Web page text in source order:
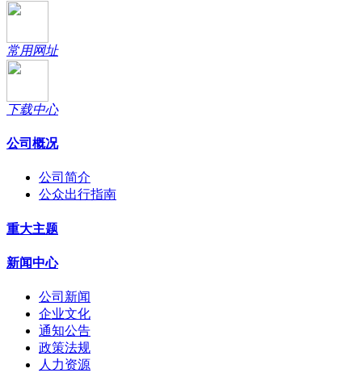
常用网址
下载中心
公司概况
公司简介
公众出行指南
重大主题
新闻中心
公司新闻
企业文化
通知公告
政策法规
人力资源